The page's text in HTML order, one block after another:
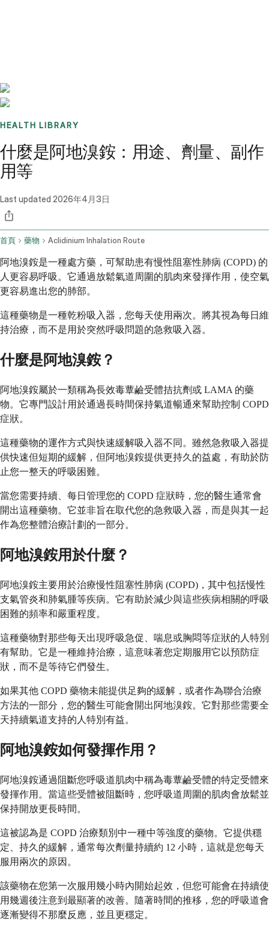
HEALTH LIBRARY
什麼是阿地溴銨：用途、劑量、副作
用等
Last updated 2026年4月3日
首頁 藥物 Aclidinium Inhalation Route
阿地溴銨是一種處方藥，可幫助患有慢性阻塞性肺病 (COPD) 的
人更容易呼吸。它通過放鬆氣道周圍的肌肉來發揮作用，使空氣
更容易進出您的肺部。
這種藥物是一種乾粉吸入器，您每天使用兩次。將其視為每日維
持治療，而不是用於突然呼吸問題的急救吸入器。
什麼是阿地溴銨？
阿地溴銨屬於一類稱為長效毒蕈鹼受體拮抗劑或 LAMA 的藥
物。它專門設計用於通過長時間保持氣道暢通來幫助控制 COPD
症狀。
這種藥物的運作方式與快速緩解吸入器不同。雖然急救吸入器提
供快速但短期的緩解，但阿地溴銨提供更持久的益處，有助於防
止您一整天的呼吸困難。
當您需要持續、每日管理您的 COPD 症狀時，您的醫生通常會
開出這種藥物。它並非旨在取代您的急救吸入器，而是與其一起
作為您整體治療計劃的一部分。
阿地溴銨用於什麼？
阿地溴銨主要用於治療慢性阻塞性肺病 (COPD)，其中包括慢性
支氣管炎和肺氣腫等疾病。它有助於減少與這些疾病相關的呼吸
困難的頻率和嚴重程度。
這種藥物對那些每天出現呼吸急促、喘息或胸悶等症狀的人特別
有幫助。它是一種維持治療，這意味著您定期服用它以預防症
狀，而不是等待它們發生。
如果其他 COPD 藥物未能提供足夠的緩解，或者作為聯合治療
方法的一部分，您的醫生可能會開出阿地溴銨。它對那些需要全
天持續氣道支持的人特別有益。
阿地溴銨如何發揮作用？
阿地溴銨通過阻斷您呼吸道肌肉中稱為毒蕈鹼受體的特定受體來
發揮作用。當這些受體被阻斷時，您呼吸道周圍的肌肉會放鬆並
保持開放更長時間。
這被認為是 COPD 治療類別中一種中等強度的藥物。它提供穩
定、持久的緩解，通常每次劑量持續約 12 小時，這就是您每天
服用兩次的原因。
該藥物在您第一次服用幾小時內開始起效，但您可能會在持續使
用幾週後注意到最顯著的改善。隨著時間的推移，您的呼吸道會
逐漸變得不那麼反應，並且更穩定。